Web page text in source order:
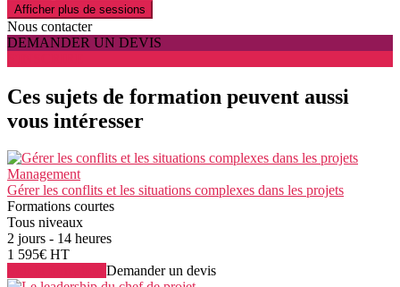
Afficher plus de sessions
Nous contacter
DEMANDER UN DEVIS
Ces sujets de formation peuvent aussi
vous intéresser
Management
Gérer les conflits et les situations complexes dans les projets
Formations courtes
Tous niveaux
2 jours - 14 heures
1 595€ HT
Demander un devis